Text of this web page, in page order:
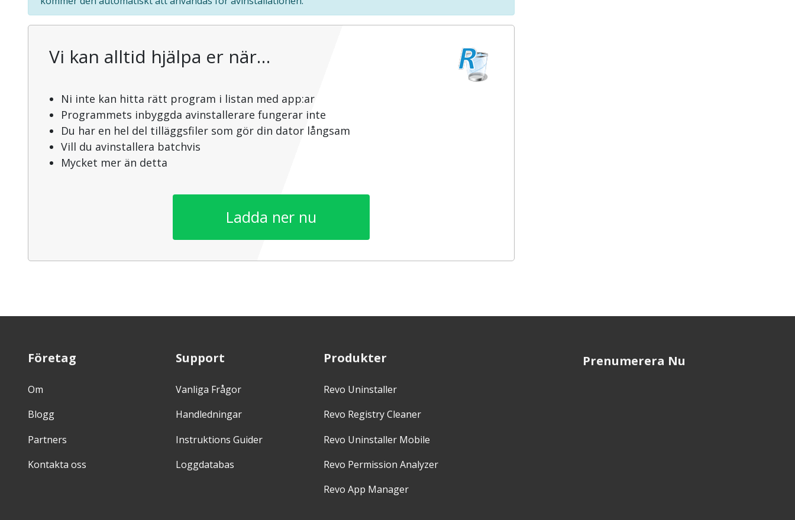
Vi kan alltid hjälpa er när…
Ni inte kan hitta rätt program i listan med app:ar
Programmets inbyggda avinstallerare fungerar inte
Du har en hel del tilläggsfiler som gör din dator långsam
Vill du avinstallera batchvis
Mycket mer än detta
Ladda ner nu
Företag
Om
Blogg
Partners
Kontakta oss
Support
Vanliga Frågor
Handledningar
Instruktions Guider
Loggdatabas
Produkter
Revo Uninstaller
Revo Registry Cleaner
Revo Uninstaller Mobile
Revo Permission Analyzer
Revo App Manager
Prenumerera Nu